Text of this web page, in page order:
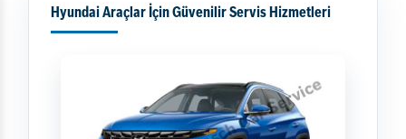
Hyundai Araçlar İçin Güvenilir Servis Hizmetleri